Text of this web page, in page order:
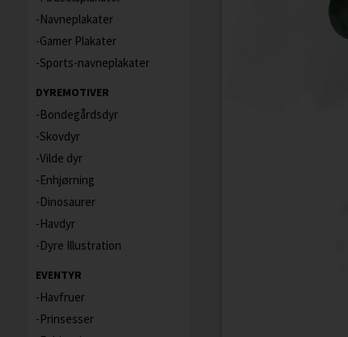
Navneplakater
Gamer Plakater
Sports-navneplakater
DYREMOTIVER
Bondegårdsdyr
Skovdyr
Vilde dyr
Enhjørning
Dinosaurer
Havdyr
Dyre Illustration
EVENTYR
Havfruer
Prinsesser